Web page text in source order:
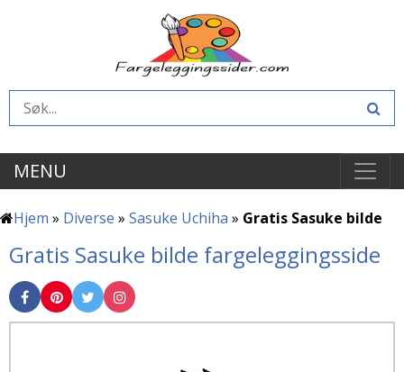
MENU
Hjem » Diverse » Sasuke Uchiha » Gratis Sasuke bilde
Gratis Sasuke bilde fargeleggingsside